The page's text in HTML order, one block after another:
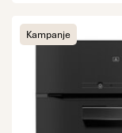
Kampanje